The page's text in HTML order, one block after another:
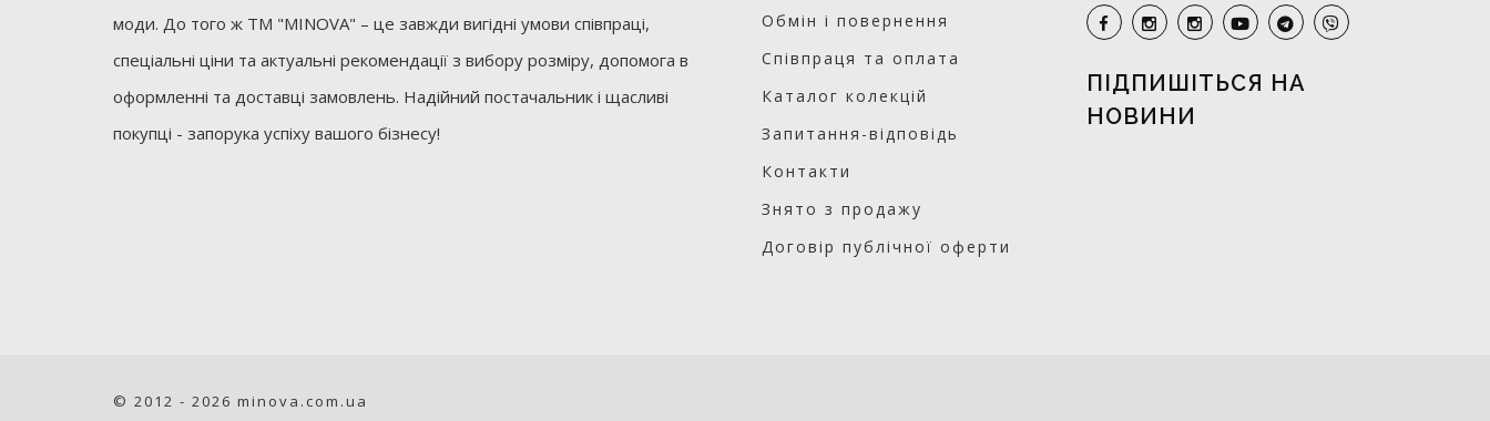
моди. До того ж ТМ "MINOVA" – це завжди вигідні умови співпраці,
спеціальні ціни та актуальні рекомендації з вибору розміру, допомога в
оформленні та доставці замовлень. Надійний постачальник і щасливі
покупці - запорука успіху вашого бізнесу!
Обмін і повернення
Співпраця та оплата
Каталог колекцій
Запитання-відповідь
Контакти
Знято з продажу
Договір публічної оферти
ПІДПИШІТЬСЯ НА
НОВИНИ
© 2012 - 2026 minova.com.ua